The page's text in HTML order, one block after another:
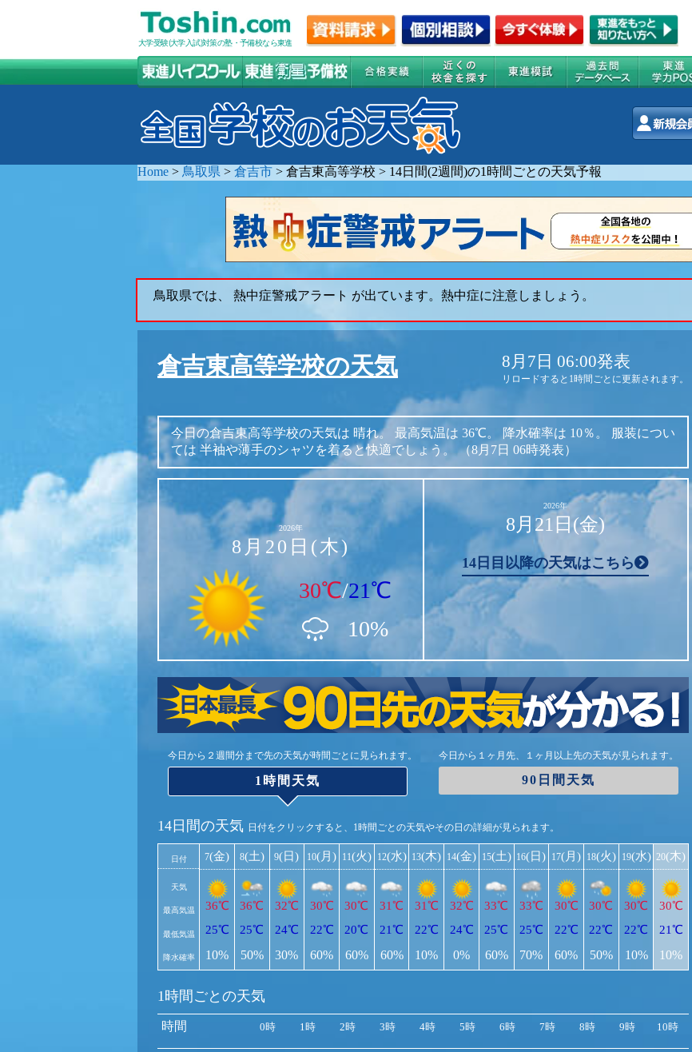
大学受験(大学入試)対策の塾・予備校なら東進
Home > 鳥取県 > 倉吉市 > 倉吉東高等学校 > 14日間(2週間)の1時間ごとの天気予報
鳥取県では、 熱中症警戒アラート が出ています。熱中症に注意しましょう。
倉吉東高等学校の天気 8月7日 06:00発表
リロードすると1時間ごとに更新されます。
今日の倉吉東高等学校の天気は 晴れ。 最高気温は 36℃。 降水確率は 10％。
服装につい
ては 半袖や薄手のシャツを着ると快適でしょう。（8月7日 06時発表）
2026年
8月20日(木)
30℃/21℃
10%
2026年
8月21日(金)
14日目以降の天気はこちら
今日から２週間分まで先の天気が時間ごとに見られます。
1時間天気
今日から１ヶ月先、１ヶ月以上先の天気が見られます。
90日間天気
14日間の天気 日付をクリックすると、1時間ごとの天気やその日の詳細が見られます。
日付
天気
最高気温
最低気温
降水確率
7(金)
36℃
25℃
10%
8(土)
36℃
25℃
50%
9(日)
32℃
24℃
30%
10(月)
30℃
22℃
60%
11(火)
30℃
20℃
60%
12(水)
31℃
21℃
60%
13(木)
31℃
22℃
10%
14(金)
32℃
24℃
0%
15(土)
33℃
25℃
60%
16(日)
33℃
25℃
70%
17(月)
30℃
22℃
60%
18(火)
30℃
22℃
50%
19(水)
30℃
22℃
10%
20(木)
30℃
21℃
10%
1時間ごとの天気
時間 0時 1時 2時 3時 4時 5時 6時 7時 8時 9時 10時